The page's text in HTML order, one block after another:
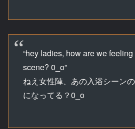
“hey ladies, how are we
scene? 0_o”
ねえ女性陣、あの入浴シーン
になってる？0_o